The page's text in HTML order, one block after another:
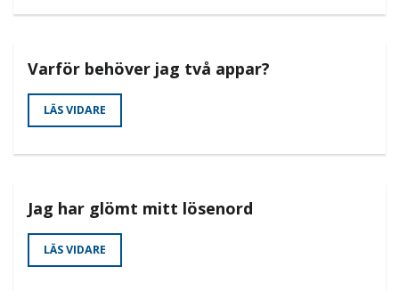
Varför behöver jag två appar?
LÄS VIDARE
Jag har glömt mitt lösenord
LÄS VIDARE